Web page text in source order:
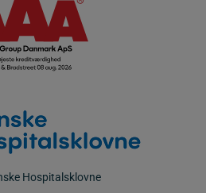
Hospitalsklovne